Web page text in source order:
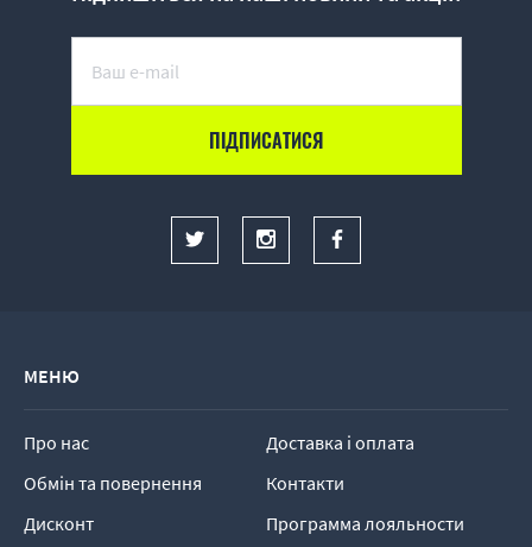
МЕНЮ
Про нас
Доставка і оплата
Обмін та повернення
Контакти
Дисконт
Программа лояльности